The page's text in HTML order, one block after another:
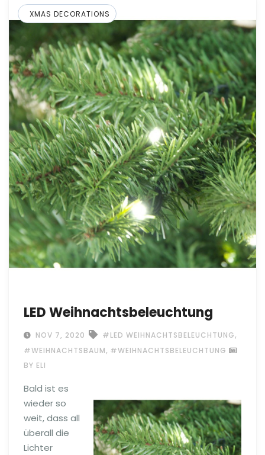
XMAS DECORATIONS
LED Weihnachtsbeleuchtung
NOV 7, 2020 #LED WEIHNACHTSBELEUCHTUNG,
#WEIHNACHTSBAUM, #WEIHNACHTSBELEUCHTUNG
BY ELI
Bald ist es
wieder so
weit, dass all
überall die
Lichter